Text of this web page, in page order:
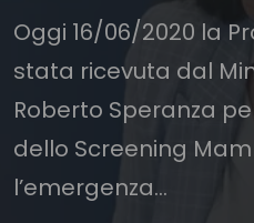
Oggi 16/06/2020 la
stata ricevuta dal
Roberto Speranza
dello Screening
l’emergenza...